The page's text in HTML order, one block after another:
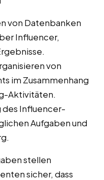
von Datenbanken
Influencer,
von
im Zusammenhang
Aktivitäten.
Influencer-
Aufgaben und
stellen
sicher, dass